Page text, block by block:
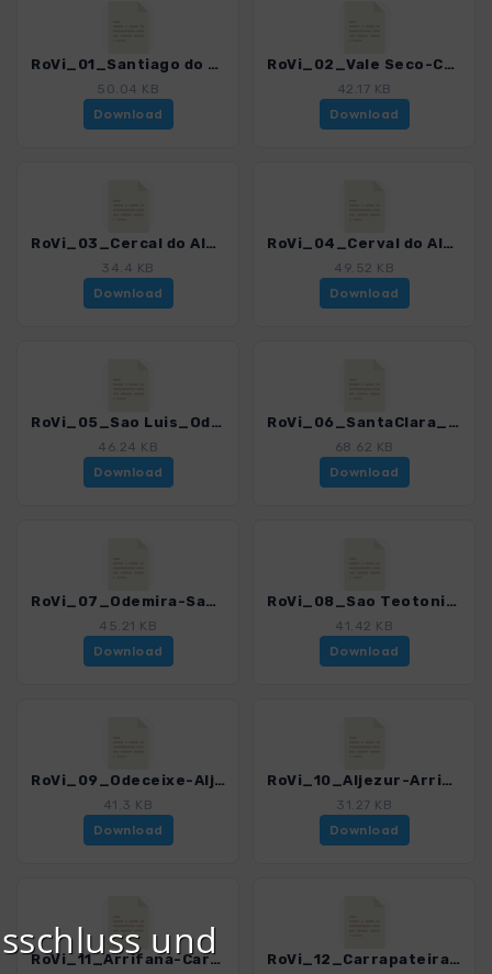
RoVi_01_Santiago do Cacem-Vale Seco_4548_2.gpx
50.04 KB
Download
RoVi_02_Vale Seco-Cercal to Alentejo_4548_2.gpx
42.17 KB
Download
RoVi_03_Cercal do Alentejo-Porto Covo_4548_2.gpx
34.4 KB
Download
RoVi_04_Cerval do Alentejo-Sao Luis_4548_2.gpx
49.52 KB
Download
RoVi_05_Sao Luis_Odemira_4548_2.gpx
46.24 KB
Download
RoVi_06_SantaClara_Odemira_4548_2.gpx
68.62 KB
Download
RoVi_07_Odemira-Sao Teotonio_4548_2.gpx
45.21 KB
Download
RoVi_08_Sao Teotonio-Odeceixe_4548_2.gpx
41.42 KB
Download
RoVi_09_Odeceixe-Aljezur_4548_2.gpx
41.3 KB
Download
RoVi_10_Aljezur-Arrifana_4548_2.gpx
31.27 KB
Download
RoVi_11_Arrifana-Carrapateira_4548_2.gpx RoVi_12_Carrapateira_Villado Bispo_4548_2.gpx
und